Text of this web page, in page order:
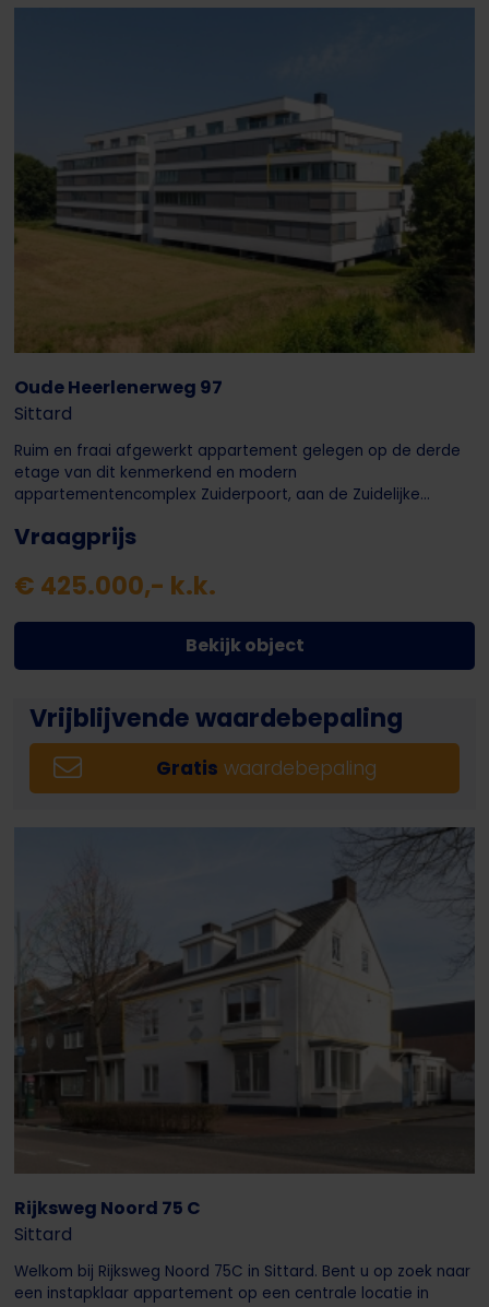
Oude Heerlenerweg 97
Sittard
Ruim en fraai afgewerkt appartement gelegen op de derde
etage van dit kenmerkend en modern
appartementencomplex Zuiderpoort, aan de Zuidelijke...
Vraagprijs
€ 425.000,- k.k.
Bekijk object
Vrijblijvende waardebepaling
Gratis waardebepaling
Rijksweg Noord 75 C
Sittard
Welkom bij Rijksweg Noord 75C in Sittard. Bent u op zoek naar
een instapklaar appartement op een centrale locatie in